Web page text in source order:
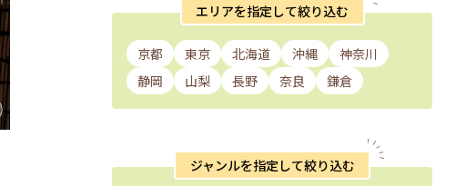
エリアを指定して絞り込む
京都 東京 北海道 沖縄
神奈川
静岡
山梨 長野 奈良 鎌倉
ジャンルを指定して絞り込む